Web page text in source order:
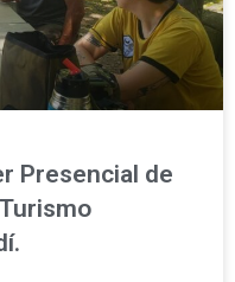
Presencial de